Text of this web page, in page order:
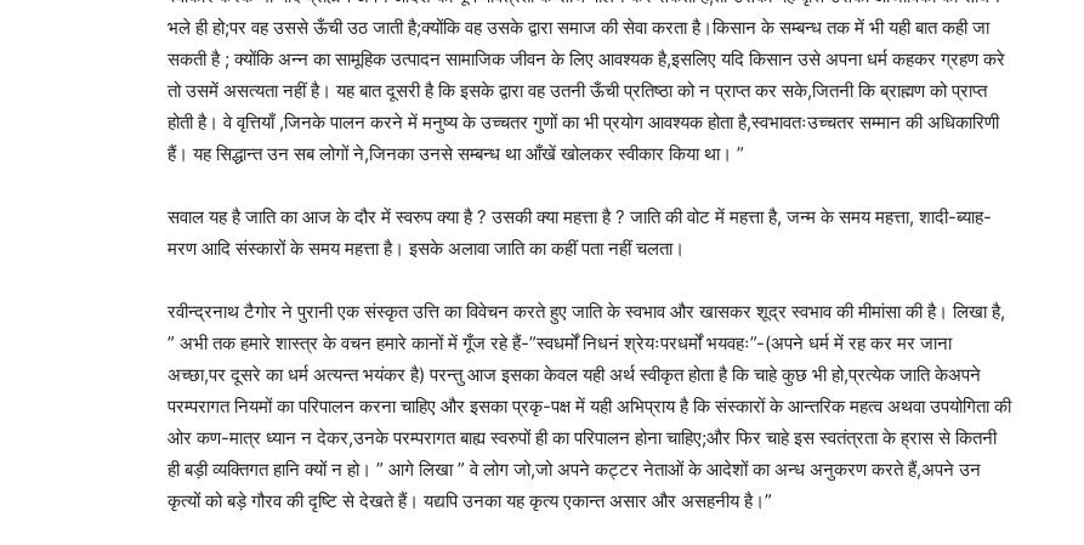
भले ही हो;पर वह उससे ऊँची उठ जाती है;क्योंकि वह उसके द्वारा समाज की सेवा करता है।किसान के सम्बन्ध तक में भी यही बात कही जा
सकती है ; क्योंकि अन्न का सामूहिक उत्पादन सामाजिक जीवन के लिए आवश्यक है,इसलिए यदि किसान उसे अपना धर्म कहकर ग्रहण करे
तो उसमें असत्यता नहीं है। यह बात दूसरी है कि इसके द्वारा वह उतनी ऊँची प्रतिष्ठा को न प्राप्त कर सके,जितनी कि ब्राह्मण को प्राप्त
होती है। वे वृत्तियाँ ,जिनके पालन करने में मनुष्य के उच्चतर गुणों का भी प्रयोग आवश्यक होता है,स्वभावतःउच्चतर सम्मान की अधिकारिणी
हैं। यह सिद्धान्त उन सब लोगों ने,जिनका उनसे सम्बन्ध था आँखें खोलकर स्वीकार किया था। ”
सवाल यह है जाति का आज के दौर में स्वरुप क्या है ? उसकी क्या महत्ता है ? जाति की वोट में महत्ता है, जन्म के समय महत्ता, शादी-ब्याह-
मरण आदि संस्कारों के समय महत्ता है। इसके अलावा जाति का कहीं पता नहीं चलता।
रवीन्द्रनाथ टैगोर ने पुरानी एक संस्कृत उत्ति का विवेचन करते हुए जाति के स्वभाव और खासकर शूद्र स्वभाव की मीमांसा की है। लिखा है,
” अभी तक हमारे शास्त्र के वचन हमारे कानों में गूँज रहे हैं-”स्वधर्मों निधनं श्रेयःपरधर्मों भयवहः”-(अपने धर्म में रह कर मर जाना
अच्छा,पर दूसरे का धर्म अत्यन्त भयंकर है) परन्तु आज इसका केवल यही अर्थ स्वीकृत होता है कि चाहे कुछ भी हो,प्रत्येक जाति केअपने
परम्परागत नियमों का परिपालन करना चाहिए और इसका प्रकृ-पक्ष में यही अभिप्राय है कि संस्कारों के आन्तरिक महत्व अथवा उपयोगिता की
ओर कण-मात्र ध्यान न देकर,उनके परम्परागत बाह्य स्वरुपों ही का परिपालन होना चाहिए;और फिर चाहे इस स्वतंत्रता के ह्रास से कितनी
ही बड़ी व्यक्तिगत हानि क्यों न हो। ” आगे लिखा ” वे लोग जो,जो अपने कट्टर नेताओं के आदेशों का अन्ध अनुकरण करते हैं,अपने उन
कृत्यों को बड़े गौरव की दृष्टि से देखते हैं। यद्यपि उनका यह कृत्य एकान्त असार और असहनीय है।”